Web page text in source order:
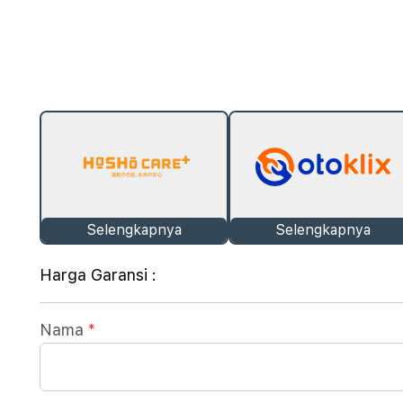
Selengkapnya Selengkapnya
Harga Garansi :
Nama *